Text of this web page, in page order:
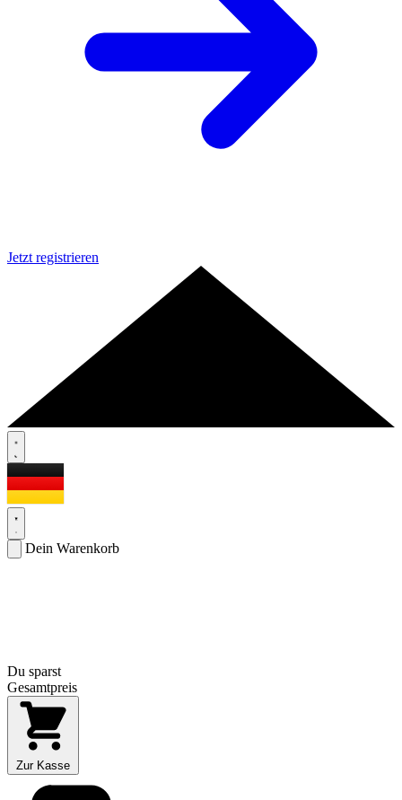
Jetzt registrieren
Dein Warenkorb
Du sparst
Gesamtpreis
Zur Kasse